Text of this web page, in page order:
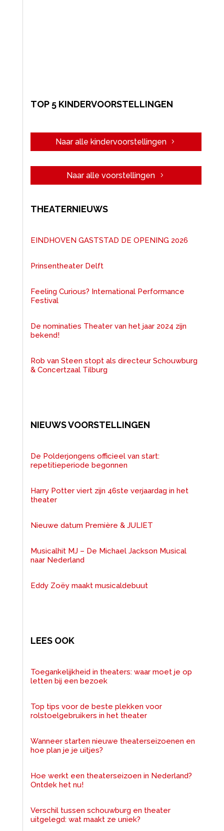
TOP 5 KINDERVOORSTELLINGEN
Naar alle kindervoorstellingen
Naar alle voorstellingen
THEATERNIEUWS
EINDHOVEN GASTSTAD DE OPENING 2026
Prinsentheater Delft
Feeling Curious? International Performance
Festival
De nominaties Theater van het jaar 2024 zijn
bekend!
Rob van Steen stopt als directeur Schouwburg
& Concertzaal Tilburg
NIEUWS VOORSTELLINGEN
De Polderjongens officieel van start:
repetitieperiode begonnen
Harry Potter viert zijn 46ste verjaardag in het
theater
Nieuwe datum Première & JULIET
Musicalhit MJ – De Michael Jackson Musical
naar Nederland
Eddy Zoëy maakt musicaldebuut
LEES OOK
Toegankelijkheid in theaters: waar moet je op
letten bij een bezoek
Top tips voor de beste plekken voor
rolstoelgebruikers in het theater
Wanneer starten nieuwe theaterseizoenen en
hoe plan je je uitjes?
Hoe werkt een theaterseizoen in Nederland?
Ontdek het nu!
Verschil tussen schouwburg en theater
uitgelegd: wat maakt ze uniek?